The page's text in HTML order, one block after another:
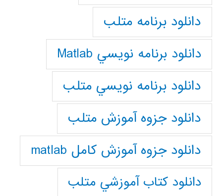
دانلود برنامه متلب
دانلود برنامه نويسي Matlab
دانلود برنامه نويسي متلب
دانلود جزوه آموزش متلب
دانلود جزوه آموزش کامل matlab
دانلود كتاب آموزشي متلب